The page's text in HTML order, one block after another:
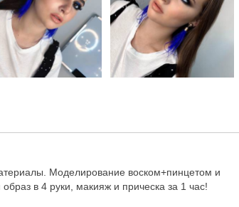
Моделирование воском+пинцетом и
в 4 руки, макияж и прическа за 1 час!